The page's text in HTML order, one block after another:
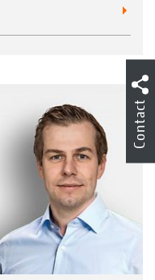
Contact